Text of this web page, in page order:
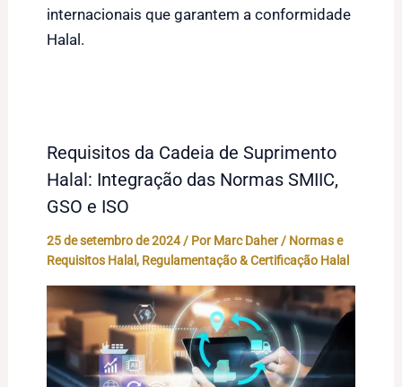
internacionais que garantem a conformidade
Halal.
Requisitos da Cadeia de Suprimento
Halal: Integração das Normas SMIIC,
GSO e ISO
25 de setembro de 2024/ Por Marc Daher/ Normas e
Requisitos Halal, Regulamentação & Certificação Halal